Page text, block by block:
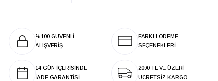
%100 GÜVENLİ
ALIŞVERİŞ
FARKLI ÖDEME
SEÇENEKLERİ
14 GÜN İÇERİSİNDE
İADE GARANTİSİ
2000 TL VE ÜZERİ
ÜCRETSİZ KARGO